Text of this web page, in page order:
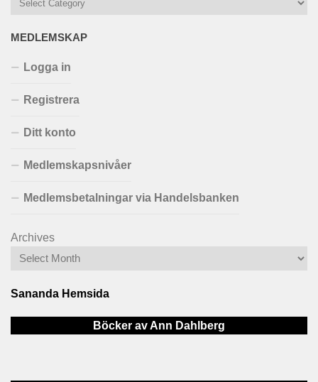
MEDLEMSKAP
Logga in
Registrera
Ditt konto
Medlemskapsnivåer
Medlemsbetalningar via Handelsbanken
Archives
Sananda Hemsida
Böcker av Ann Dahlberg